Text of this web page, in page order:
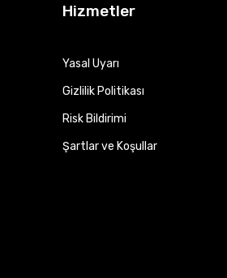
Hizmetler
Yasal Uyarı
Gizlilik Politikası
Risk Bildirimi
Şartlar ve Koşullar